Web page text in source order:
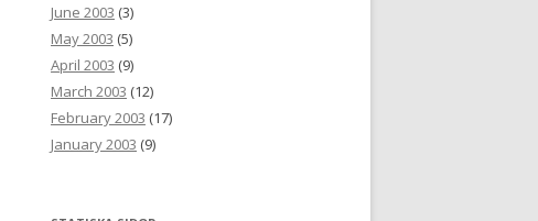
June 2003 (3)
May 2003 (5)
April 2003 (9)
March 2003 (12)
February 2003 (17)
January 2003 (9)